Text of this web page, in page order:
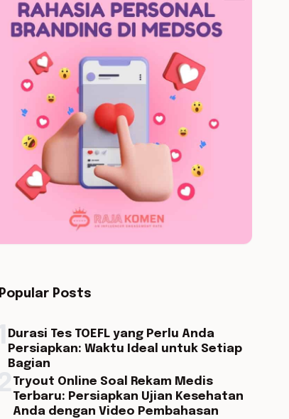
Popular Posts
Durasi Tes TOEFL yang Perlu Anda
Persiapkan: Waktu Ideal untuk Setiap
Bagian
Tryout Online Soal Rekam Medis
Terbaru: Persiapkan Ujian Kesehatan
Anda dengan Video Pembahasan